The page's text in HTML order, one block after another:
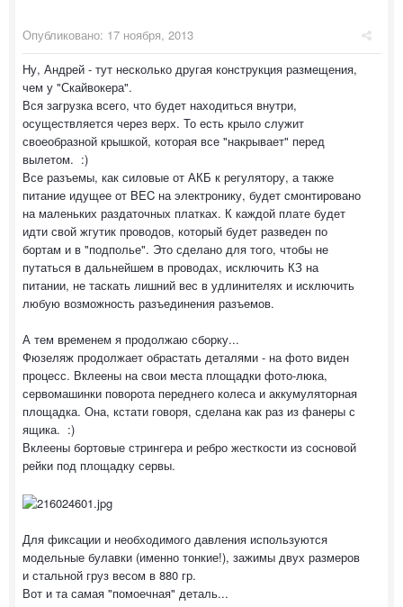
Опубликовано: 17 ноября, 2013
Ну, Андрей - тут несколько другая конструкция размещения,
чем у "Скайвокера".
Вся загрузка всего, что будет находиться внутри,
осуществляется через верх. То есть крыло служит
своеобразной крышкой, которая все "накрывает" перед
вылетом. :)
Все разъемы, как силовые от АКБ к регулятору, а также
питание идущее от BEC на электронику, будет смонтировано
на маленьких раздаточных платках. К каждой плате будет
идти свой жгутик проводов, который будет разведен по
бортам и в "подполье". Это сделано для того, чтобы не
путаться в дальнейшем в проводах, исключить КЗ на
питании, не таскать лишний вес в удлинителях и исключить
любую возможность разъединения разъемов.
А тем временем я продолжаю сборку...
Фюзеляж продолжает обрастать деталями - на фото виден
процесс. Вклеены на свои места площадки фото-люка,
сервомашинки поворота переднего колеса и аккумуляторная
площадка. Она, кстати говоря, сделана как раз из фанеры с
ящика. :)
Вклеены бортовые стрингера и ребро жесткости из сосновой
рейки под площадку сервы.
Для фиксации и необходимого давления используются
модельные булавки (именно тонкие!), зажимы двух размеров
и стальной груз весом в 880 гр.
Вот и та самая "помоечная" деталь...